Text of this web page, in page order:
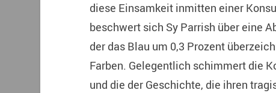
diese Einsamkeit inmitten einer
beschwert sich Sy Parrish über eine
der das Blau um 0,3 Prozent
Farben. Gelegentlich schimmert die
und die der Geschichte, die ihren